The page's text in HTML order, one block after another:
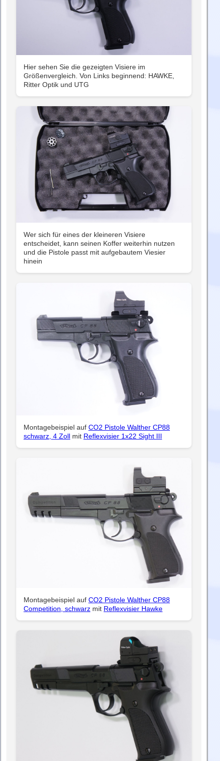
Hier sehen Sie die gezeigten Visiere im
Größenvergleich. Von Links beginnend: HAWKE,
Ritter Optik und UTG
Wer sich für eines der kleineren Visiere
entscheidet, kann seinen Koffer weiterhin nutzen
und die Pistole passt mit aufgebautem Viesier
hinein
Montagebeispiel auf CO2 Pistole Walther CP88
schwarz, 4 Zoll mit Reflexvisier 1x22 Sight III
Montagebeispiel auf CO2 Pistole Walther CP88
Competition, schwarz mit Reflexvisier Hawke